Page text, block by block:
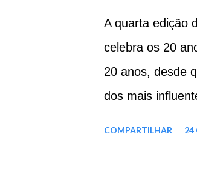
A quarta edição
celebra os 20
20 anos, desde
dos mais
COMPARTILHAR 24